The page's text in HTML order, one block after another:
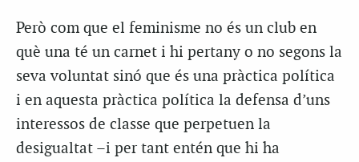
Però com que el feminisme no és un club en
què una té un carnet i hi pertany o no segons la
seva voluntat sinó que és una pràctica política
i en aquesta pràctica política la defensa d’uns
interessos de classe que perpetuen la
desigualtat –i per tant entén que hi ha